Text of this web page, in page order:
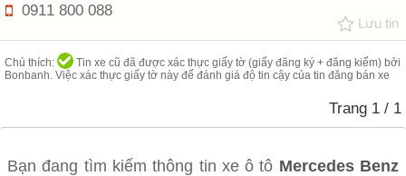
0911 800 088
Lưu tin
Chú thích:
Tin xe cũ đã được xác thực giấy tờ (giấy đăng ký + đăng kiểm) bởi
Bonbanh. Việc xác thực giấy tờ này để đánh giá độ tin cậy của tin đăng bán xe
Trang 1 / 1
Bạn đang tìm kiếm thông tin xe ô tô Mercedes Benz